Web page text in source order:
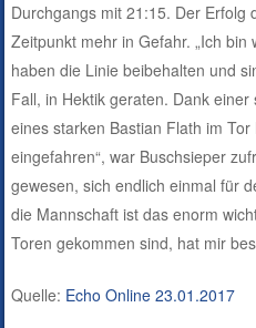
Durchgangs mit 21:15. Der Erfolg
Zeitpunkt mehr in Gefahr. „Ich
haben die Linie beibehalten und
Fall, in Hektik geraten. Dank
eines starken Bastian Flath im
eingefahren“, war Buschsieper
gewesen, sich endlich einmal für
die Mannschaft ist das enorm
Toren gekommen sind, hat mir
Quelle: Echo Online 23.01.2017